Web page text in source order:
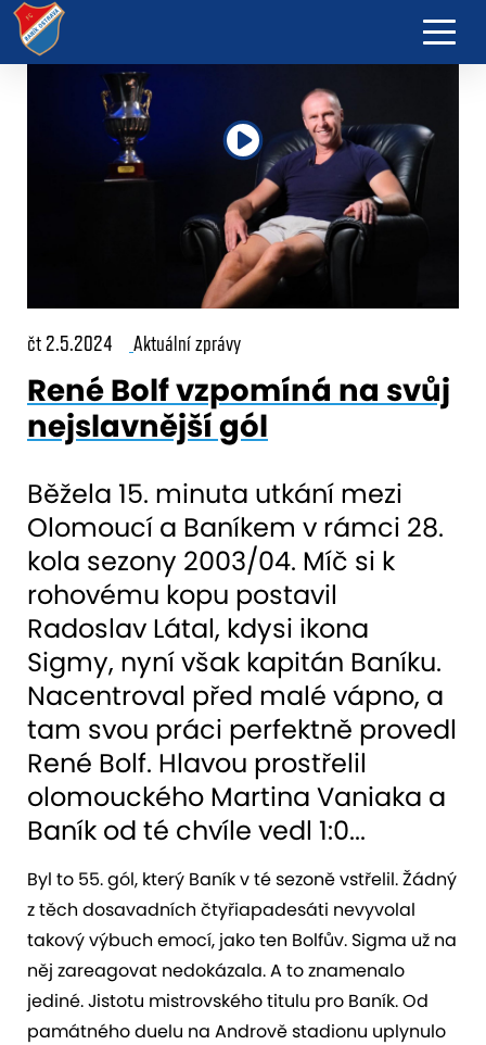
čt 2.5.2024 Aktuální zprávy
René Bolf vzpomíná na svůj
nejslavnější gól
Běžela 15. minuta utkání mezi
Olomoucí a Baníkem v rámci 28.
kola sezony 2003/04. Míč si k
rohovému kopu postavil
Radoslav Látal, kdysi ikona
Sigmy, nyní však kapitán Baníku.
Nacentroval před malé vápno, a
tam svou práci perfektně provedl
René Bolf. Hlavou prostřelil
olomouckého Martina Vaniaka a
Baník od té chvíle vedl 1:0...
Byl to 55. gól, který Baník v té sezoně vstřelil. Žádný
z těch dosavadních čtyřiapadesáti nevyvolal
takový výbuch emocí, jako ten Bolfův. Sigma už na
něj zareagovat nedokázala. A to znamenalo
jediné. Jistotu mistrovského titulu pro Baník. Od
památného duelu na Andrově stadionu uplynulo